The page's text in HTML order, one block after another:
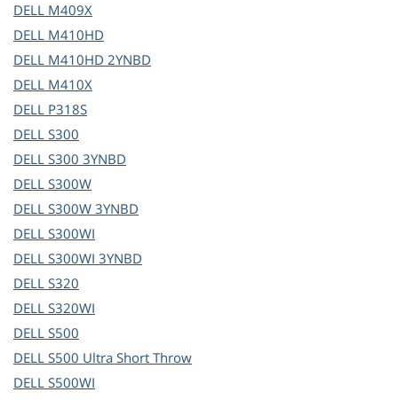
DELL M409X
DELL M410HD
DELL M410HD 2YNBD
DELL M410X
DELL P318S
DELL S300
DELL S300 3YNBD
DELL S300W
DELL S300W 3YNBD
DELL S300WI
DELL S300WI 3YNBD
DELL S320
DELL S320WI
DELL S500
DELL S500 Ultra Short Throw
DELL S500WI